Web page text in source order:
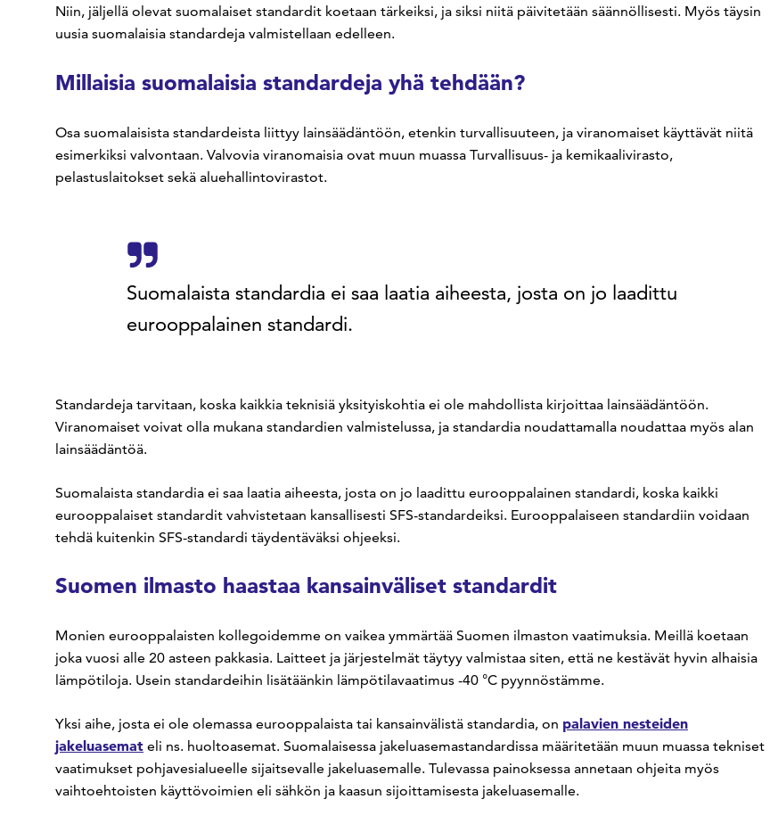
Niin, jäljellä olevat suomalaiset standardit koetaan tärkeiksi, ja siksi niitä päivitetään säännöllisesti. Myös täysin
uusia suomalaisia standardeja valmistellaan edelleen.
Millaisia suomalaisia standardeja yhä tehdään?
Osa suomalaisista standardeista liittyy lainsäädäntöön, etenkin turvallisuuteen, ja viranomaiset käyttävät niitä
esimerkiksi valvontaan. Valvovia viranomaisia ovat muun muassa Turvallisuus- ja kemikaalivirasto,
pelastuslaitokset sekä aluehallintovirastot.
Suomalaista standardia ei saa laatia aiheesta, josta on jo laadittu
eurooppalainen standardi.
Standardeja tarvitaan, koska kaikkia teknisiä yksityiskohtia ei ole mahdollista kirjoittaa lainsäädäntöön.
Viranomaiset voivat olla mukana standardien valmistelussa, ja standardia noudattamalla noudattaa myös alan
lainsäädäntöä.
Suomalaista standardia ei saa laatia aiheesta, josta on jo laadittu eurooppalainen standardi, koska kaikki
eurooppalaiset standardit vahvistetaan kansallisesti SFS-standardeiksi. Eurooppalaiseen standardiin voidaan
tehdä kuitenkin SFS-standardi täydentäväksi ohjeeksi.
Suomen ilmasto haastaa kansainväliset standardit
Monien eurooppalaisten kollegoidemme on vaikea ymmärtää Suomen ilmaston vaatimuksia. Meillä koetaan
joka vuosi alle 20 asteen pakkasia. Laitteet ja järjestelmät täytyy valmistaa siten, että ne kestävät hyvin alhaisia
lämpötiloja. Usein standardeihin lisätäänkin lämpötilavaatimus -40 °C pyynnöstämme.
Yksi aihe, josta ei ole olemassa eurooppalaista tai kansainvälistä standardia, on palavien nesteiden
jakeluasemat eli ns. huoltoasemat. Suomalaisessa jakeluasemastandardissa määritetään muun muassa tekniset
vaatimukset pohjavesialueelle sijaitsevalle jakeluasemalle. Tulevassa painoksessa annetaan ohjeita myös
vaihtoehtoisten käyttövoimien eli sähkön ja kaasun sijoittamisesta jakeluasemalle.